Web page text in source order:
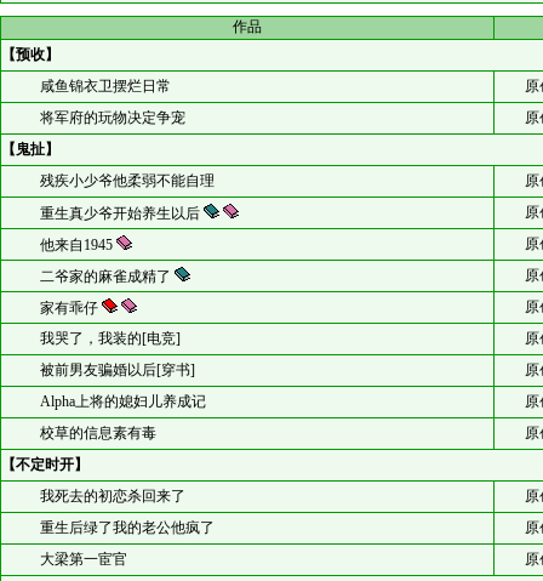
作品
【预收】
咸鱼锦衣卫摆烂日常
原
将军府的玩物决定争宠
原
【鬼扯】
残疾小少爷他柔弱不能自理
原
重生真少爷开始养生以后
原
他来自1945
原
二爷家的麻雀成精了
原
家有乖仔
原
我哭了，我装的[电竞]
原
被前男友骗婚以后[穿书]
原
Alpha上将的媳妇儿养成记
原
校草的信息素有毒
原
【不定时开】
我死去的初恋杀回来了
原
重生后绿了我的老公他疯了
原
大梁第一宦官
原